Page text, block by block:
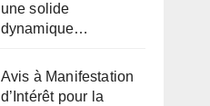
une solide
dynamique…
Avis à Manifestation
d’Intérêt pour la